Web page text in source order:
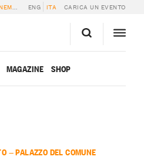
» MONFERRATO DEGLI INFERNOT:
ENG ITA CARICA UN EVENTO
MAGAZINE SHOP
— PALAZZO DEL COMUNE